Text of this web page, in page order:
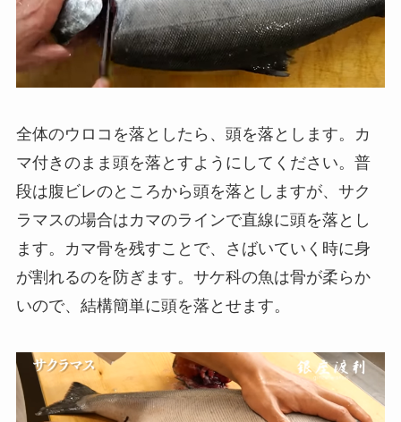
全体のウロコを落としたら、頭を落とします。カ
マ付きのまま頭を落とすようにしてください。普
段は腹ビレのところから頭を落としますが、サク
ラマスの場合はカマのラインで直線に頭を落とし
ます。カマ骨を残すことで、さばいていく時に身
が割れるのを防ぎます。サケ科の魚は骨が柔らか
いので、結構簡単に頭を落とせます。